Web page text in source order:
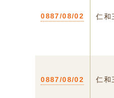
0887/08/02 仁和
0887/08/02 仁和